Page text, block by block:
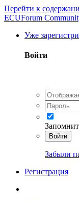
Перейти к
ECUForum
Уже
Войти
Войти
Забыли
Регистрация